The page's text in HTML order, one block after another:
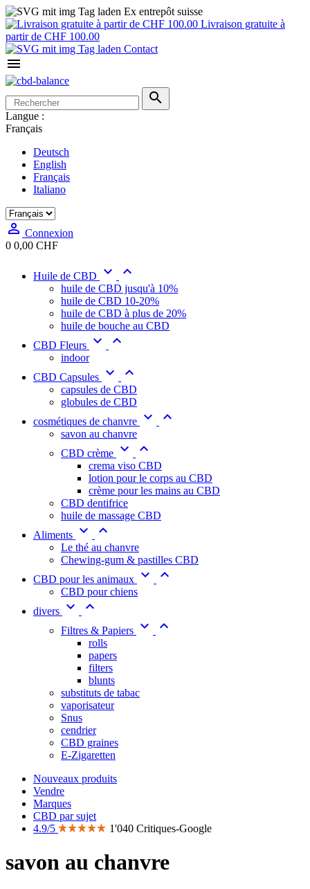
Ex entrepôt suisse
Livraison gratuite à
partir de CHF 100.00
Contact


Langue :
Français
Deutsch
English
Français
Italiano
 Connexion
0 0,00 CHF
Huile de CBD  
huile de CBD jusqu'à 10%
huile de CBD 10-20%
huile de CBD à plus de 20%
huile de bouche au CBD
CBD Fleurs  
indoor
CBD Capsules  
capsules de CBD
globules de CBD
cosmétiques de chanvre  
savon au chanvre
CBD crème  
crema viso CBD
lotion pour le corps au CBD
crème pour les mains au CBD
CBD dentifrice
huile de massage CBD
Aliments  
Le thé au chanvre
Chewing-gum & pastilles CBD
CBD pour les animaux  
CBD pour chiens
divers  
Filtres & Papiers  
rolls
papers
filters
blunts
substituts de tabac
vaporisateur
Snus
cendrier
CBD graines
E-Zigaretten
Nouveaux produits
Vendre
Marques
CBD par sujet
4.9/5
1'040 Critiques-Google
savon au chanvre